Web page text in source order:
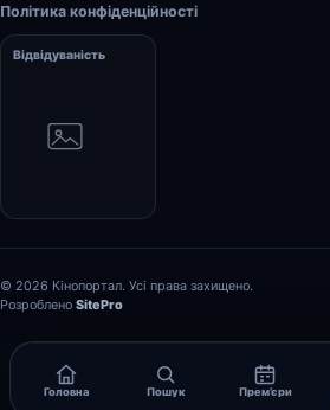
Головна Пошук Прем’єри
Політика конфіденційності
Відвідуваність
© 2026 Кінопортал. Усі права захищено.
Розроблено SitePro